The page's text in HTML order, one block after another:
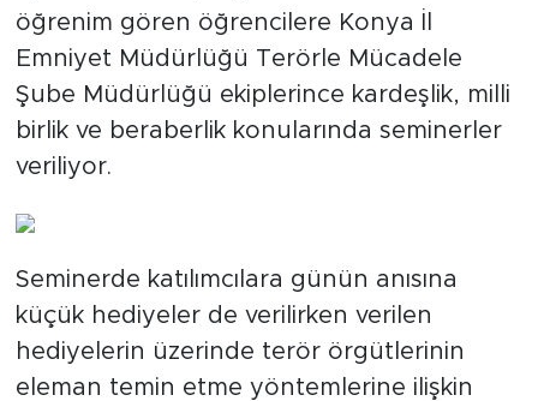
öğrenim gören öğrencilere Konya İl
Emniyet Müdürlüğü Terörle Mücadele
Şube Müdürlüğü ekiplerince kardeşlik, milli
birlik ve beraberlik konularında seminerler
veriliyor.
Seminerde katılımcılara günün anısına
küçük hediyeler de verilirken verilen
hediyelerin üzerinde terör örgütlerinin
eleman temin etme yöntemlerine ilişkin